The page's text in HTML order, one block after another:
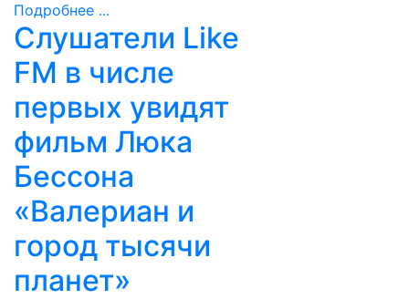
Подробнее ...
Слушатели Like
FM в числе
первых увидят
фильм Люка
Бессона
«Валериан и
город тысячи
планет»